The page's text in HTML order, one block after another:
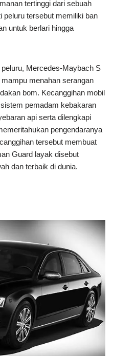
tertinggi dari sebuah
peluru tersebut memiliki ban
untuk berlari hingga
Mercedes-Maybach S
menahan serangan
bom. Kecanggihan mobil
pemadam kebakaran
api serta dilengkapi
pengendaranya
tersebut membuat
Guard layak disebut
dan terbaik di dunia.